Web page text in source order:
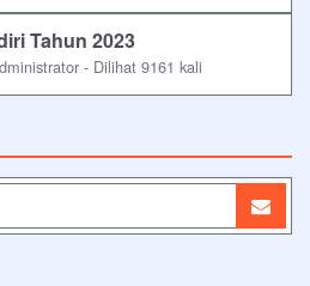
Tahun 2023
- Dilihat 9161 kali